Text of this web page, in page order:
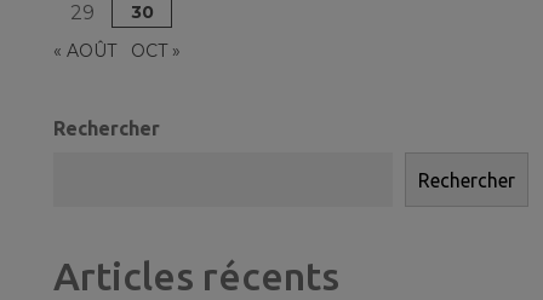
29
30
« AOÛT
OCT »
Rechercher
Rechercher
Articles récents